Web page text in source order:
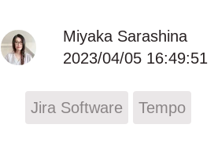
Miyaka Sarashina
2023/04/05 16:49:51
Jira Software Tempo